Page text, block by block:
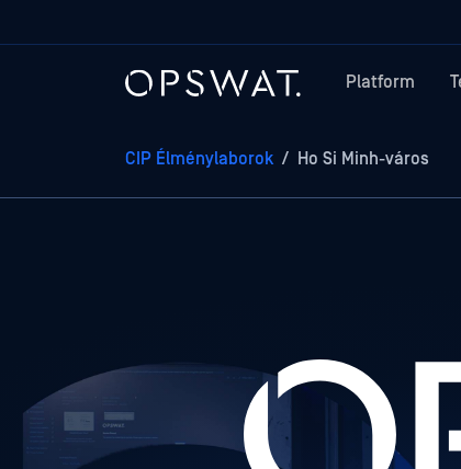
Platform
CIP Élménylaborok / Ho Si Minh-város